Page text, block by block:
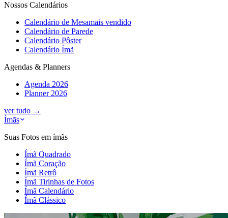
Nossos Calendários
Calendário de Mesamais vendido
Calendário de Parede
Calendário Pôster
Calendário Ímã
Agendas & Planners
Agenda 2026
Planner 2026
ver tudo →
Ímãs
Suas Fotos em ímãs
Ímã Quadrado
Ímã Coração
Ímã Retrô
Ímã Tirinhas de Fotos
Ímã Calendário
Ímã Clássico